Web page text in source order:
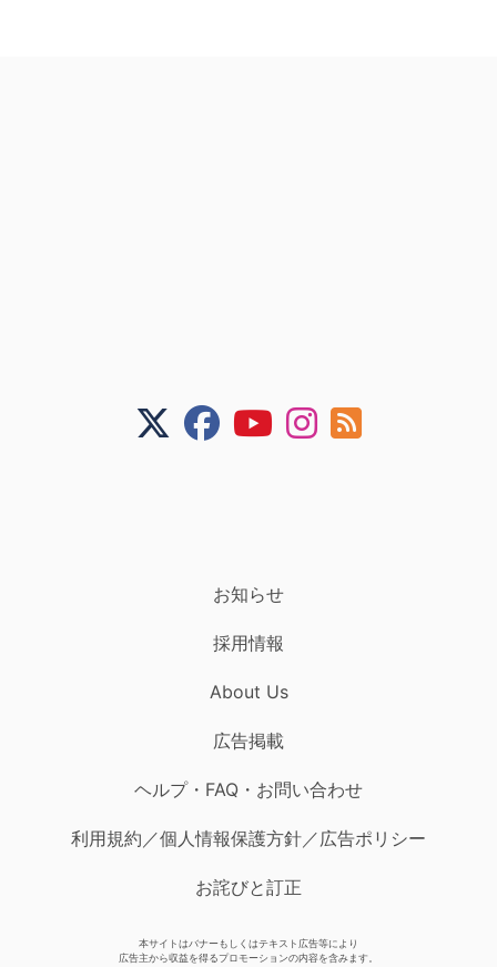
お知らせ
採用情報
About Us
広告掲載
ヘルプ・FAQ・お問い合わせ
利用規約／個人情報保護方針／広告ポリシー
お詫びと訂正
本サイトはバナーもしくはテキスト広告等により
広告主から収益を得るプロモーションの内容を含みます。